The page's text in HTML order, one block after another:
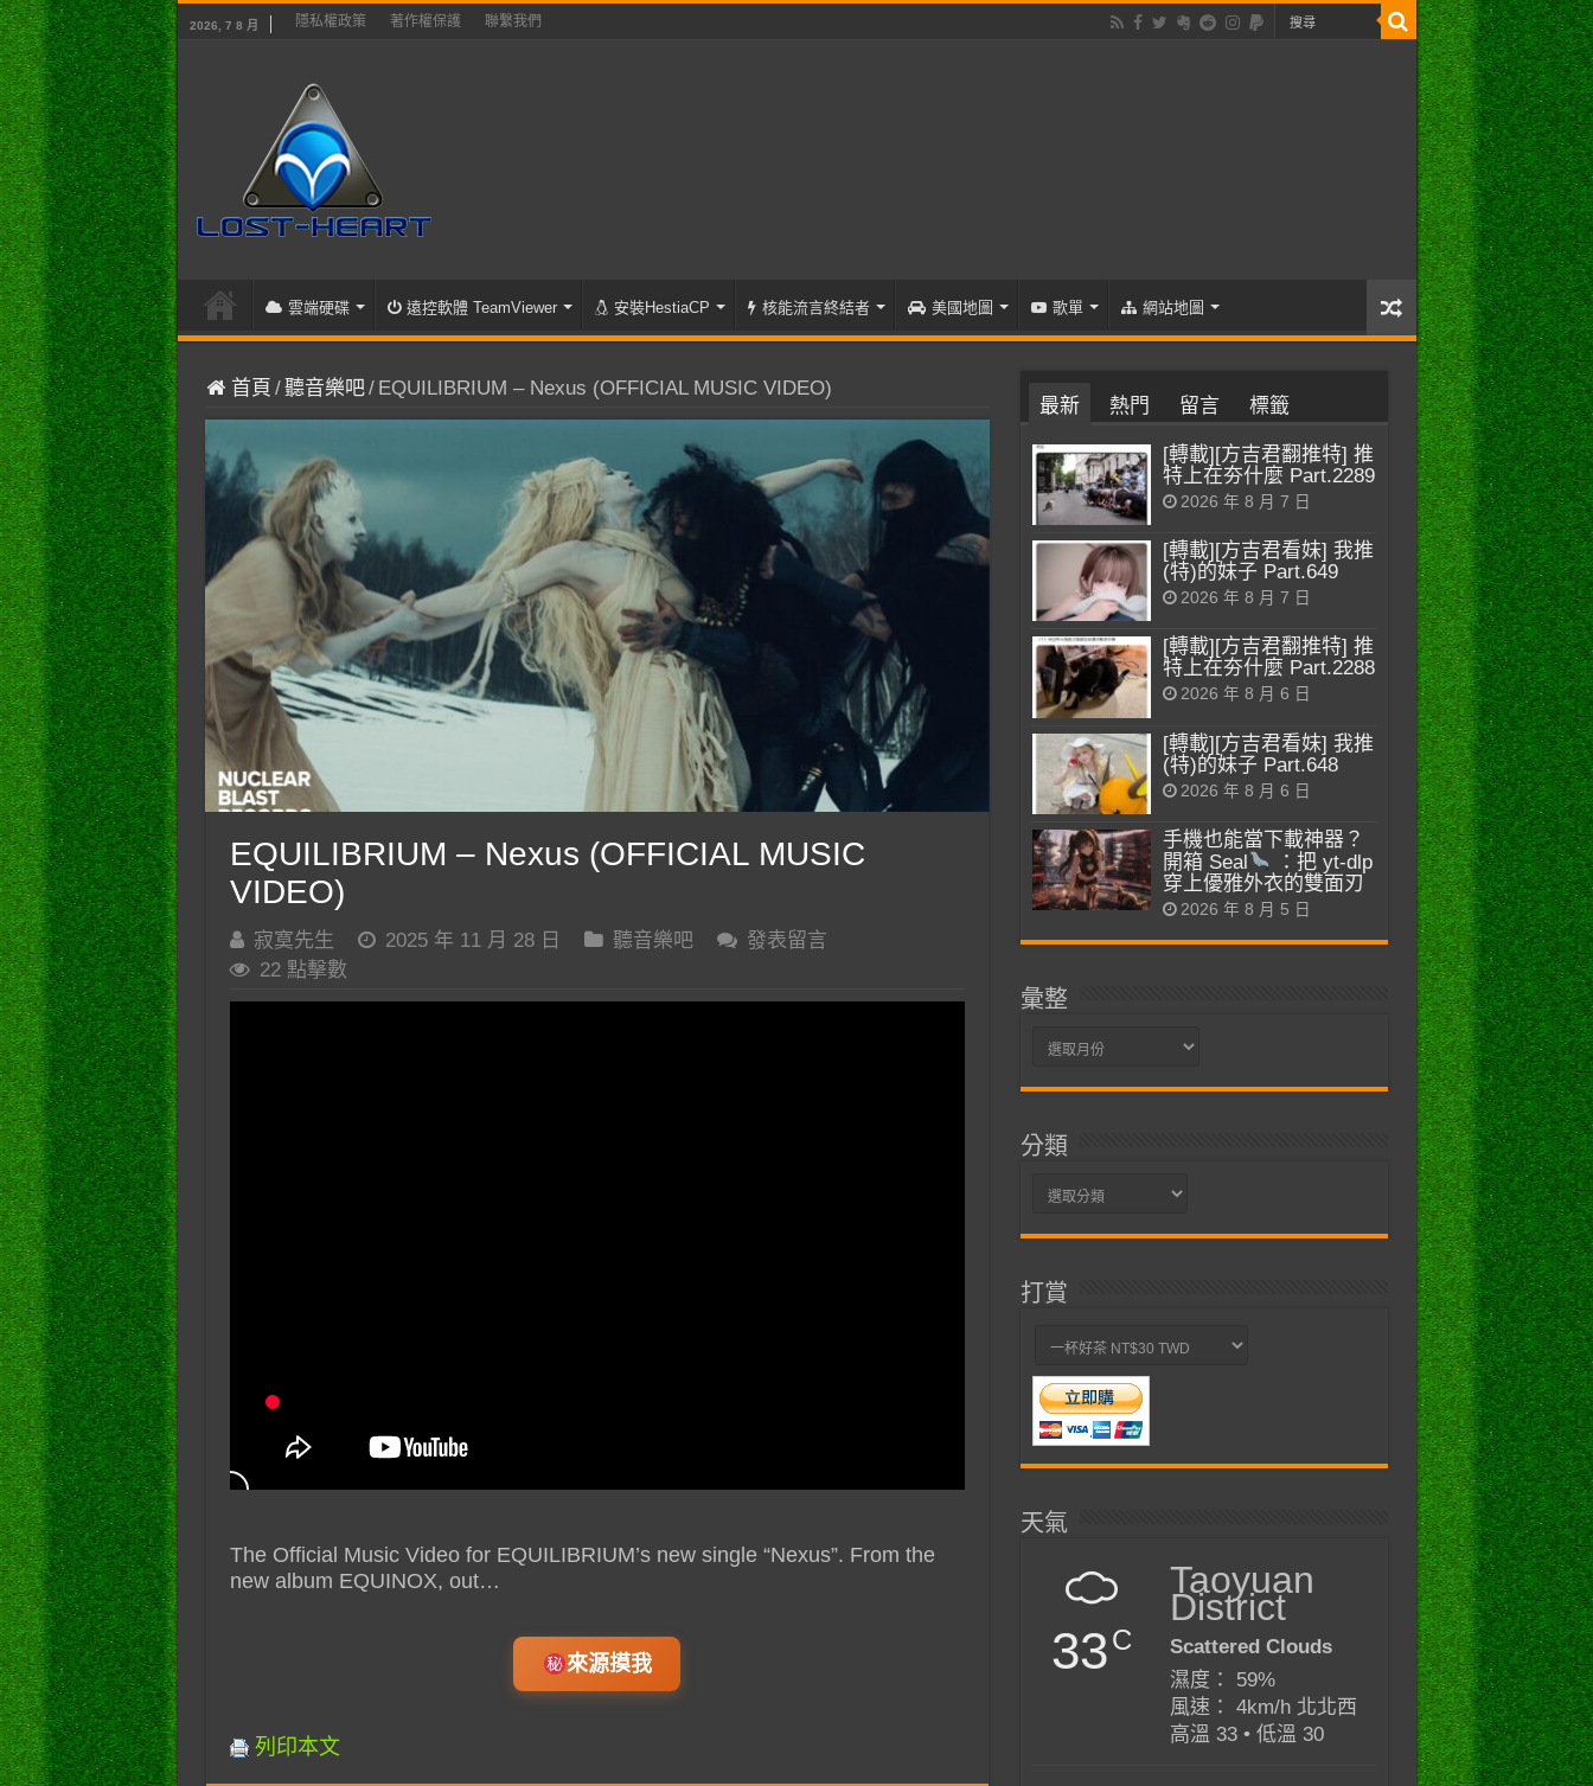
2026, 7 8 月 隱私權政策 著作權保護 聯繫我們
雲端硬碟 遠控軟體 TeamViewer 安裝HestiaCP 核能流言終結者 美國地圖 歌單 網站地圖
首頁 /聽音樂吧/ EQUILIBRIUM – Nexus (OFFICIAL MUSIC VIDEO)
EQUILIBRIUM – Nexus (OFFICIAL MUSIC
VIDEO)
寂寞先生 2025 年 11 月 28 日 聽音樂吧
發表留言
22 點擊數
The Official Music Video for EQUILIBRIUM’s new single “Nexus”. From the
new album EQUINOX, out…
來源摸我
列印本文
最新 熱門 留言 標籤
[轉載][方吉君翻推特] 推
特上在夯什麼 Part.2289
2026 年 8 月 7 日
[轉載][方吉君看妹] 我推
(特)的妹子 Part.649
2026 年 8 月 7 日
[轉載][方吉君翻推特] 推
特上在夯什麼 Part.2288
2026 年 8 月 6 日
[轉載][方吉君看妹] 我推
(特)的妹子 Part.648
2026 年 8 月 6 日
手機也能當下載神器？
開箱 Seal
：把 yt-dlp
穿上優雅外衣的雙面刃
2026 年 8 月 5 日
彙整
彙
分類
分
打賞
天氣
33C
Taoyuan
District
Scattered Clouds
濕度： 59%
風速： 4km/h 北北西
高溫 33 • 低溫 30